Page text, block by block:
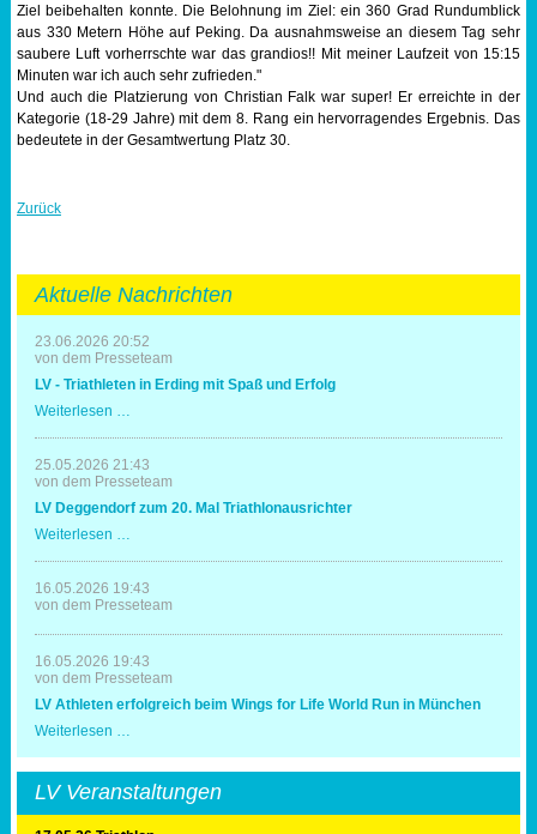
Ziel beibehalten konnte. Die Belohnung im Ziel: ein 360 Grad Rundumblick
aus 330 Metern Höhe auf Peking. Da ausnahmsweise an diesem Tag sehr
saubere Luft vorherrschte war das grandios!! Mit meiner Laufzeit von 15:15
Minuten war ich auch sehr zufrieden."
Und auch die Platzierung von Christian Falk war super! Er erreichte in der
Kategorie (18-29 Jahre) mit dem 8. Rang ein hervorragendes Ergebnis. Das
bedeutete in der Gesamtwertung Platz 30.
Zurück
Aktuelle Nachrichten
23.06.2026 20:52
von dem Presseteam
LV - Triathleten in Erding mit Spaß und Erfolg
Weiterlesen …
Triathleten
in
Erding
Spaß
Erfolg
25.05.2026 21:43
von dem Presseteam
LV Deggendorf zum 20. Mal Triathlonausrichter
Weiterlesen …
zum
20.
Mal
16.05.2026 19:43
von dem Presseteam
16.05.2026 19:43
von dem Presseteam
LV Athleten erfolgreich beim Wings for Life World Run in München
Weiterlesen …
beim
Wings
for
Life
LV Veranstaltungen